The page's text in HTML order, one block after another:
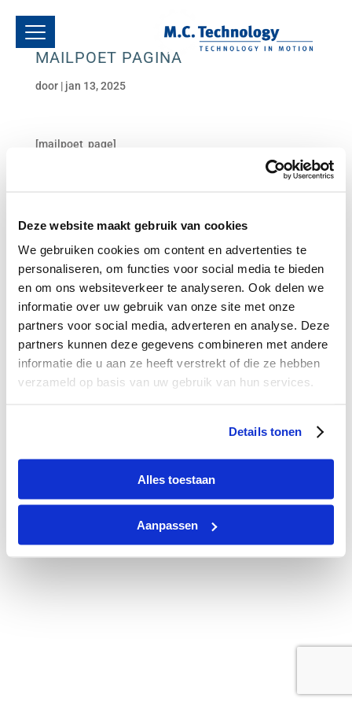
Deze website maakt gebruik van cookies
We gebruiken cookies om content en advertenties te
personaliseren, om functies voor social media te bieden
en om ons websiteverkeer te analyseren. Ook delen we
informatie over uw gebruik van onze site met onze
partners voor social media, adverteren en analyse. Deze
partners kunnen deze gegevens combineren met andere
informatie die u aan ze heeft verstrekt of die ze hebben
verzameld op basis van uw gebruik van hun services.
Details tonen
Alles toestaan
Aanpassen
MAILPOET PAGINA
door | jan 13, 2025
[mailpoet_page]